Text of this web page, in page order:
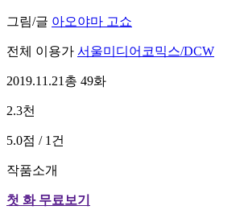
그림/글 아오야마 고쇼
전체 이용가 서울미디어코믹스/DCW
2019.11.21 총 49화
2.3천
5.0점 / 1건
작품소개
첫 화 무료보기